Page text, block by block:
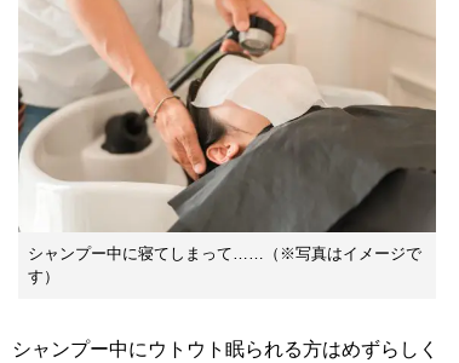
シャンプー中に寝てしまって……（※写真はイメージで
す）
シャンプー中にウトウト眠られる方はめずらしく